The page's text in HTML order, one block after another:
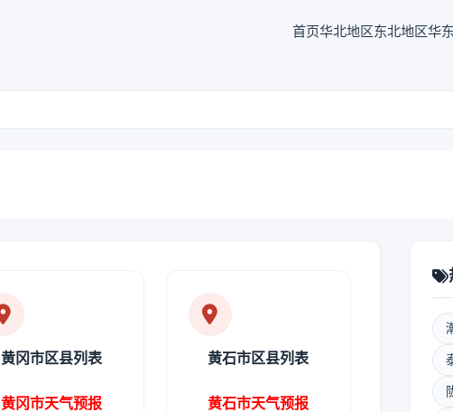
首页华北地区东北地区华
黄冈市区县列表
黄冈市天气预报
黄石市区县列表
黄石市天气预报